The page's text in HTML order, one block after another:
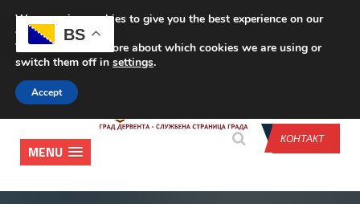
CONTACT US
КОНТАКТ
MENU
BS
We are using cookies to give you the best experience on our
website.
You can find out more about which cookies we are using or
switch them off in settings.
Accept